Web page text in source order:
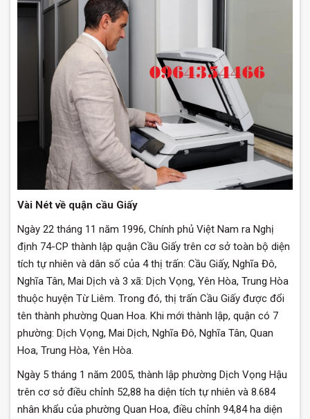
Vài Nét về quận cầu Giấy
Ngày 22 tháng 11 năm 1996, Chính phủ Việt Nam ra Nghị
định 74-CP thành lập quận Cầu Giấy trên cơ sở toàn bộ diện
tích tự nhiên và dân số của 4 thị trấn: Cầu Giấy, Nghĩa Đô,
Nghĩa Tân, Mai Dịch và 3 xã: Dịch Vọng, Yên Hòa, Trung Hòa
thuộc huyện Từ Liêm. Trong đó, thị trấn Cầu Giấy được đổi
tên thành phường Quan Hoa. Khi mới thành lập, quận có 7
phường: Dịch Vọng, Mai Dịch, Nghĩa Đô, Nghĩa Tân, Quan
Hoa, Trung Hòa, Yên Hòa.
Ngày 5 tháng 1 năm 2005, thành lập phường Dịch Vọng Hậu
trên cơ sở điều chỉnh 52,88 ha diện tích tự nhiên và 8.684
nhân khẩu của phường Quan Hoa, điều chỉnh 94,84 ha diện